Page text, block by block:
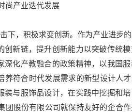
产业迭代发展
下，积极求变创新。作为产业进步
新链，提升创新能力以突破传统
化产教融合的政策精神，以我国
符合时代发展需求的新型设计人
与服饰品设计，在实践中挖掘和
股份有限公司就保持友好的企合